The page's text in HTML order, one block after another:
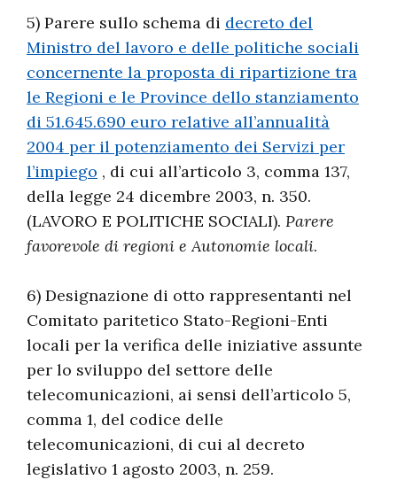
5) Parere sullo schema di decreto del
Ministro del lavoro e delle politiche sociali
concernente la proposta di ripartizione tra
le Regioni e le Province dello stanziamento
di 51.645.690 euro relative all’annualità
2004 per il potenziamento dei Servizi per
l’impiego , di cui all’articolo 3, comma 137,
della legge 24 dicembre 2003, n. 350.
(LAVORO E POLITICHE SOCIALI). Parere
favorevole di regioni e Autonomie locali.
6) Designazione di otto rappresentanti nel
Comitato paritetico Stato-Regioni-Enti
locali per la verifica delle iniziative assunte
per lo sviluppo del settore delle
telecomunicazioni, ai sensi dell’articolo 5,
comma 1, del codice delle
telecomunicazioni, di cui al decreto
legislativo 1 agosto 2003, n. 259.